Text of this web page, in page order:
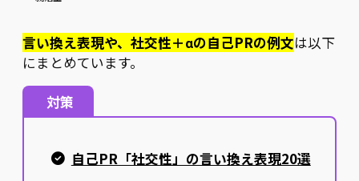
言い換え表現や、社交性＋αの自己PRの例文は以下
にまとめています。
対策
自己PR「社交性」の言い換え表現20選